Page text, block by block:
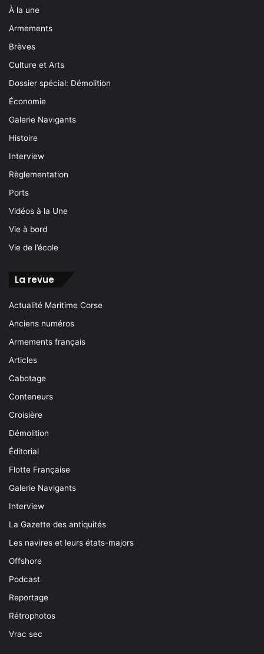
À la une
Armements
Brèves
Culture et Arts
Dossier spécial: Démolition
Économie
Galerie Navigants
Histoire
Interview
Règlementation
Ports
Vidéos à la Une
Vie à bord
Vie de l’école
La revue
Actualité Maritime Corse
Anciens numéros
Armements français
Articles
Cabotage
Conteneurs
Croisière
Démolition
Éditorial
Flotte Française
Galerie Navigants
Interview
La Gazette des antiquités
Les navires et leurs états-majors
Offshore
Podcast
Reportage
Rétrophotos
Vrac sec